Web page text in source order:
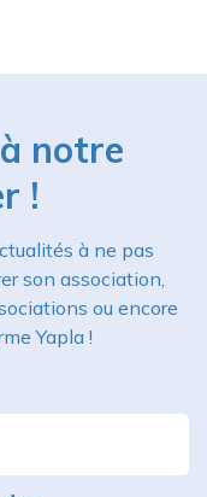
notre
!
à ne pas
son association,
ou encore
Yapla !